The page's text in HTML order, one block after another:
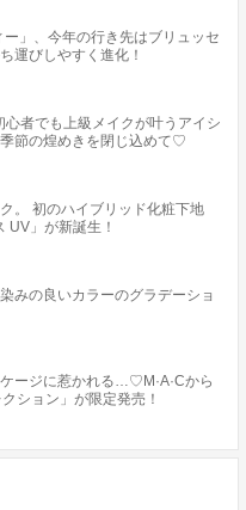
」、今年の行き先はブリュッセ
運びしやすく進化！
者でも上級メイクが叶うアイシ
節の煌めきを閉じ込めて♡
。 初のハイブリッド化粧下地
UV」が新誕生！
みの良いカラーのグラデーショ
ージに惹かれる…♡M·A·Cから
ション」が限定発売！